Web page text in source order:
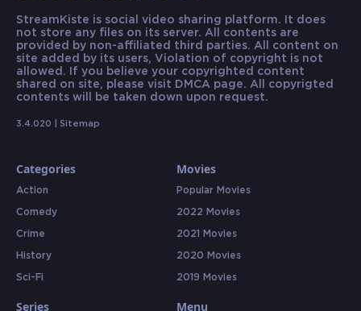
StreamKiste is social video sharing platform. It does
not store any files on its server. All contents are
provided by non-affiliated third parties. All content on
site added by its users, Violation of copyright is not
allowed. If you believe your copyrighted content
shared on site, please visit DMCA page. All copyrigted
contents will be taken down upon request.
3.4.020 | Sitemap
Categories
Action
Comedy
Crime
History
Sci-Fi
Movies
Popular Movies
2022 Movies
2021 Movies
2020 Movies
2019 Movies
Series Menu